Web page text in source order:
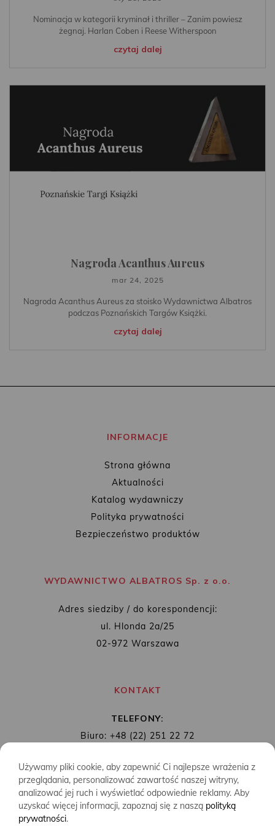
Nominacja w kategorii kryminał i thriller – Zanim powiesz
żegnaj. Harlan Coben i Reese Witherspoon
czytaj dalej
Nagroda Acanthus Aureus
mar 24, 2025
Nagroda Acanthus Aureus za stoisko Wydawnictwa Albatros
podczas Poznańskich Targów Książki.
czytaj dalej
INFORMACJE
Strona główna
Aktualności
Katalog wydawniczy
Polityka prywatności
Bezpieczeństwo produktów
WYDAWNICTWO ALBATROS Sp. z o.o.
Adres siedziby / do korespondencji:
ul. Hlonda 2a/25
02-972 Warszawa
KONTAKT
TELEFONY:
Biuro: +48 (22) 251 22 72
MAIL: biuro@wydawnictwoalbatros.com
Używamy pliki cookie, aby zapewnić Ci najlepsze wrażenia z
przeglądania, personalizować zawartość naszej witryny,
analizować jej ruch i wyświetlać odpowiednie reklamy. Aby
uzyskać więcej informacji, zapoznaj się z naszą polityką
prywatności.